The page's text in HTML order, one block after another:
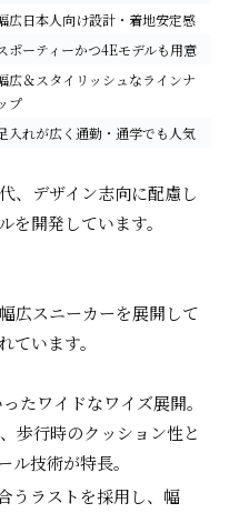
広日本人向け設計・着地安定感
ポーティーかつ4Eモデルも用意
広＆スタイリッシュなラインナ
プ
入れが広く通勤・通学でも人気
、デザイン志向に配慮し
を開発しています。
広スニーカーを展開して
ています。
たワイドなワイズ展開。
行時のクッション性と
ル技術が特長。
うラストを採用し、幅